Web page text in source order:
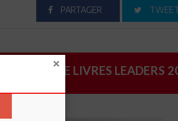
PARTAGER
CATALOGUE LIVRES LEADERS